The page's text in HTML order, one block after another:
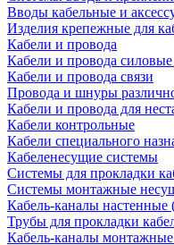
Вводы кабельные и
Изделия крепежные для
Кабели и провода
Кабели и провода
Кабели и провода связи
Провода и шнуры
Кабели и провода для
Кабели контрольные
Кабели специального
Кабеленесущие системы
Системы для прокладки
Системы монтажные
Кабель-каналы
Трубы для прокладки
Кабель-каналы монтажные